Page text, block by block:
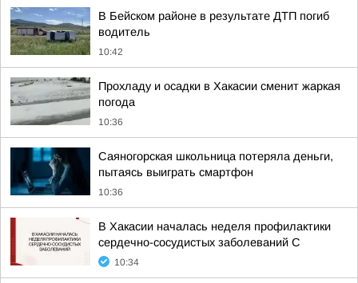
В Бейском районе в результате ДТП погиб
водитель
10:42
Прохладу и осадки в Хакасии сменит жаркая
погода
10:36
Саяногорская школьница потеряла деньги,
пытаясь выиграть смартфон
10:36
В Хакасии началась неделя профилактики
сердечно-сосудистых заболеваний С
10:34